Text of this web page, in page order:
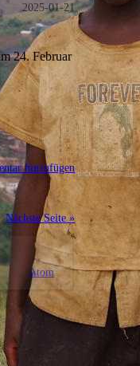
2025-01-21
24. Februar
hinzufügen
Nächste Seite »
Atom